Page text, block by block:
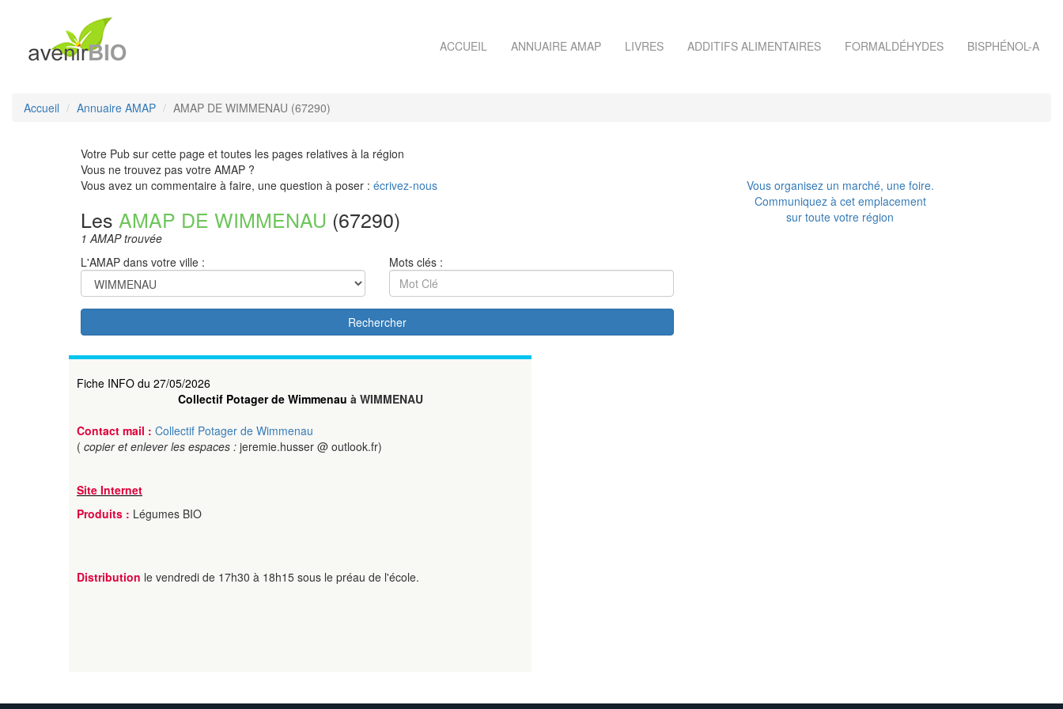
ACCUEIL ANNUAIRE AMAP LIVRES ADDITIFS ALIMENTAIRES FORMALDÉHYDES BISPHÉNOL-A
Accueil Annuaire AMAP AMAP DE WIMMENAU (67290)
Votre Pub sur cette page et toutes les pages relatives à la région
Vous ne trouvez pas votre AMAP ?
Vous avez un commentaire à faire, une question à poser : écrivez-nous
Les AMAP DE WIMMENAU (67290)
1 AMAP trouvée
L'AMAP dans votre ville :
Mots clés :
Rechercher
Vous organisez un marché, une foire.
Communiquez à cet emplacement
sur toute votre région
Fiche INFO du 27/05/2026
Collectif Potager de Wimmenau à WIMMENAU
Contact mail : Collectif Potager de Wimmenau
( copier et enlever les espaces : jeremie.husser @ outlook.fr)
Site Internet
Produits : Légumes BIO
Distribution le vendredi de 17h30 à 18h15 sous le préau de l'école.